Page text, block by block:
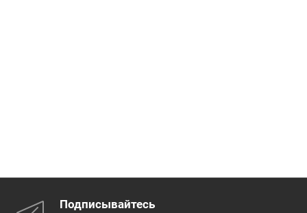
Подписывайтесь